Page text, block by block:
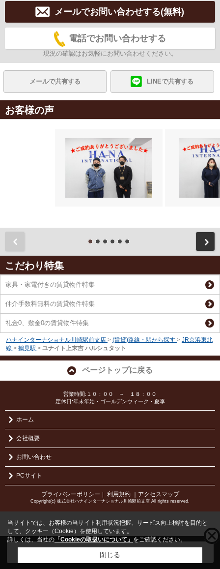
メールでお問い合わせする(無料)
電話でお問い合わせする
現況の確認はお気軽にお問い合わせください。
メールで共有する LINEで共有する
お客様の声
こだわり特集
家具・家電付きの賃貸物件特集
仲介手数料無料の賃貸物件特集
礼金0、敷金0の賃貸物件特集
ハナインターナショナル川崎駅前支店 > (賃貸)路線・駅から探す > JR京浜東北
線 > 鶴見駅 > ユナイト上末吉 ハルシュタット
ページトップに戻る
営業時間:１０：００ ～ １８：００
定休日:年末年始・ゴールデンウィーク・夏季
ホーム
会社概要
お問い合わせ
PCサイト
プライバシーポリシー 利用規約 ｜アクセスマップ
Copyright(c) 株式会社ハナインターナショナル川崎駅前支店 All rights reserved.
こちらの物件をご覧の方にお勧めな物件
当サイトでは、お客様の当サイト利用状況把握、サービス向上検討を目的と
して、クッキー（Cookie）を使用しています。
詳しくは、当社の 「Cookieの取扱いについて」 をご確認ください。
閉じる